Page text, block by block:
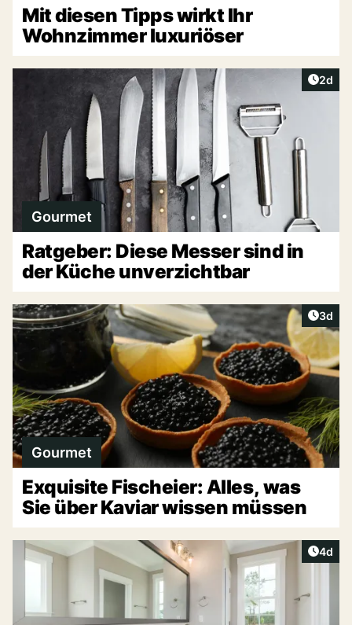
Mit diesen Tipps wirkt Ihr
Wohnzimmer luxuriöser
2d
Gourmet
Ratgeber: Diese Messer sind in
der Küche unverzichtbar
3d
Gourmet
Exquisite Fischeier: Alles, was
Sie über Kaviar wissen müssen
4d